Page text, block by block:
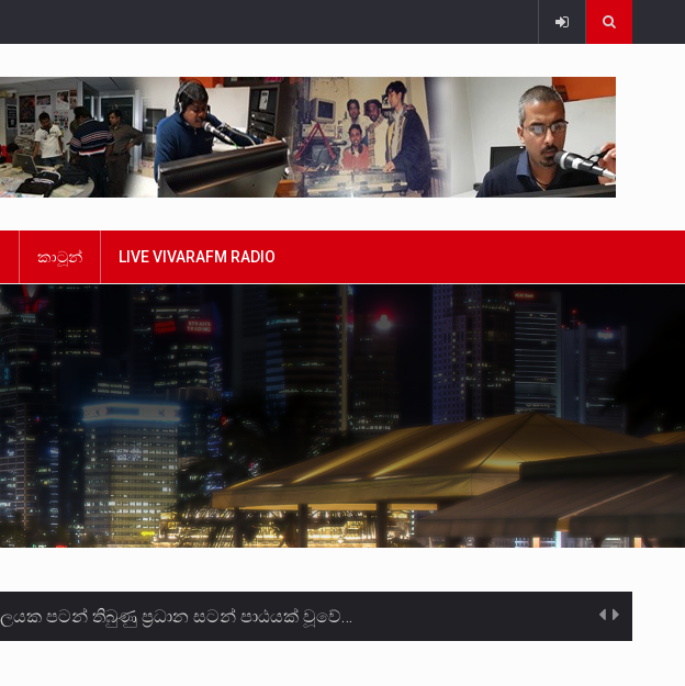
කාටූන් LIVE VIVARAFM RADIO
පටන් තිබුණු ප්‍රධාන සටන් පාඨයක් වූවේ…